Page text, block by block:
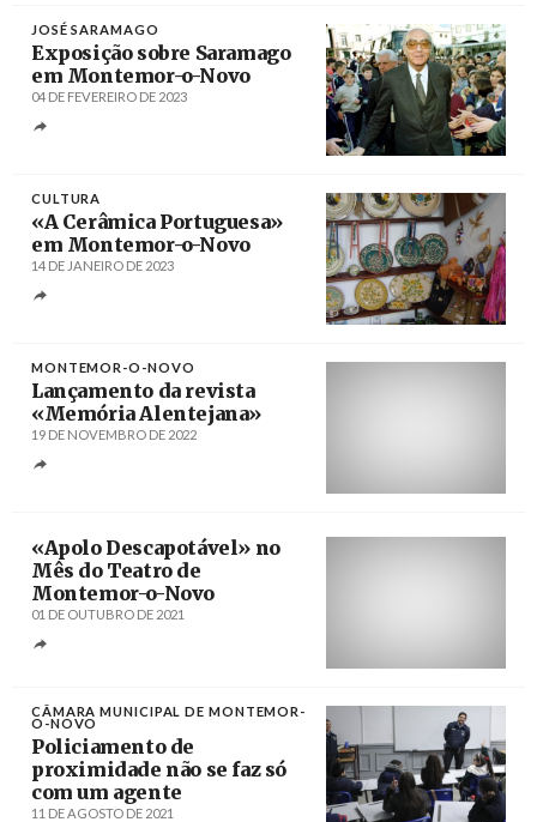
JOSÉ SARAMAGO
Exposição sobre Saramago
em Montemor-o-Novo
04 DE FEVEREIRO DE 2023
CULTURA
«A Cerâmica Portuguesa»
em Montemor-o-Novo
14 DE JANEIRO DE 2023
MONTEMOR-O-NOVO
Lançamento da revista
«Memória Alentejana»
19 DE NOVEMBRO DE 2022
«Apolo Descapotável» no
Mês do Teatro de
Montemor-o-Novo
01 DE OUTUBRO DE 2021
CÂMARA MUNICIPAL DE MONTEMOR-
O-NOVO
Policiamento de
proximidade não se faz só
com um agente
11 DE AGOSTO DE 2021